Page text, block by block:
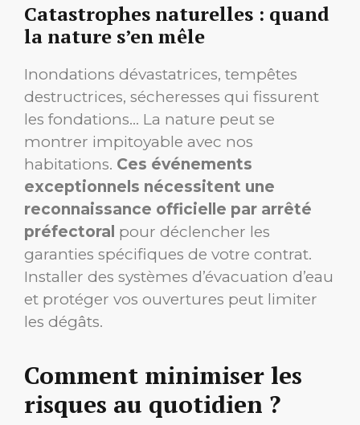
Catastrophes naturelles : quand
la nature s’en mêle
Inondations dévastatrices, tempêtes
destructrices, sécheresses qui fissurent
les fondations… La nature peut se
montrer impitoyable avec nos
habitations. Ces événements
exceptionnels nécessitent une
reconnaissance officielle par arrêté
préfectoral pour déclencher les
garanties spécifiques de votre contrat.
Installer des systèmes d’évacuation d’eau
et protéger vos ouvertures peut limiter
les dégâts.
Comment minimiser les
risques au quotidien ?